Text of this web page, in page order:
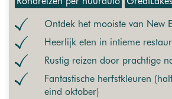
Ontdek het mooiste van New
Heerlijk eten in intieme
Rustig reizen door prachtige
Fantastische herfstkleuren
eind oktober)